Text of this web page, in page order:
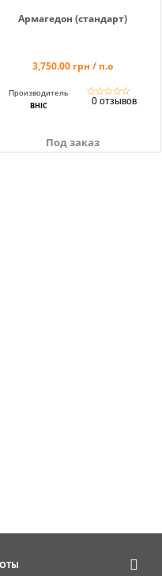
Армагедон (стандарт)
3,750.00 грн / п.о
Производитель
ВНІС
☆☆☆☆☆
0 отзывов
Под заказ